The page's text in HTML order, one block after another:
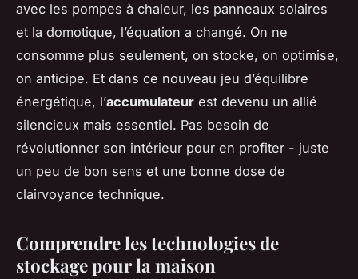
avec les pompes à chaleur, les panneaux solaires
et la domotique, l’équation a changé. On ne
consomme plus seulement, on stocke, on optimise,
on anticipe. Et dans ce nouveau jeu d’équilibre
énergétique, l’accumulateur est devenu un allié
silencieux mais essentiel. Pas besoin de
révolutionner son intérieur pour en profiter - juste
un peu de bon sens et une bonne dose de
clairvoyance technique.
Comprendre les technologies de
stockage pour la maison